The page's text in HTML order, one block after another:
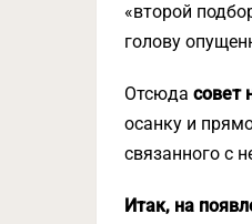
«второй
голову
Отсюда совет
осанку и
связанного с
Итак, на